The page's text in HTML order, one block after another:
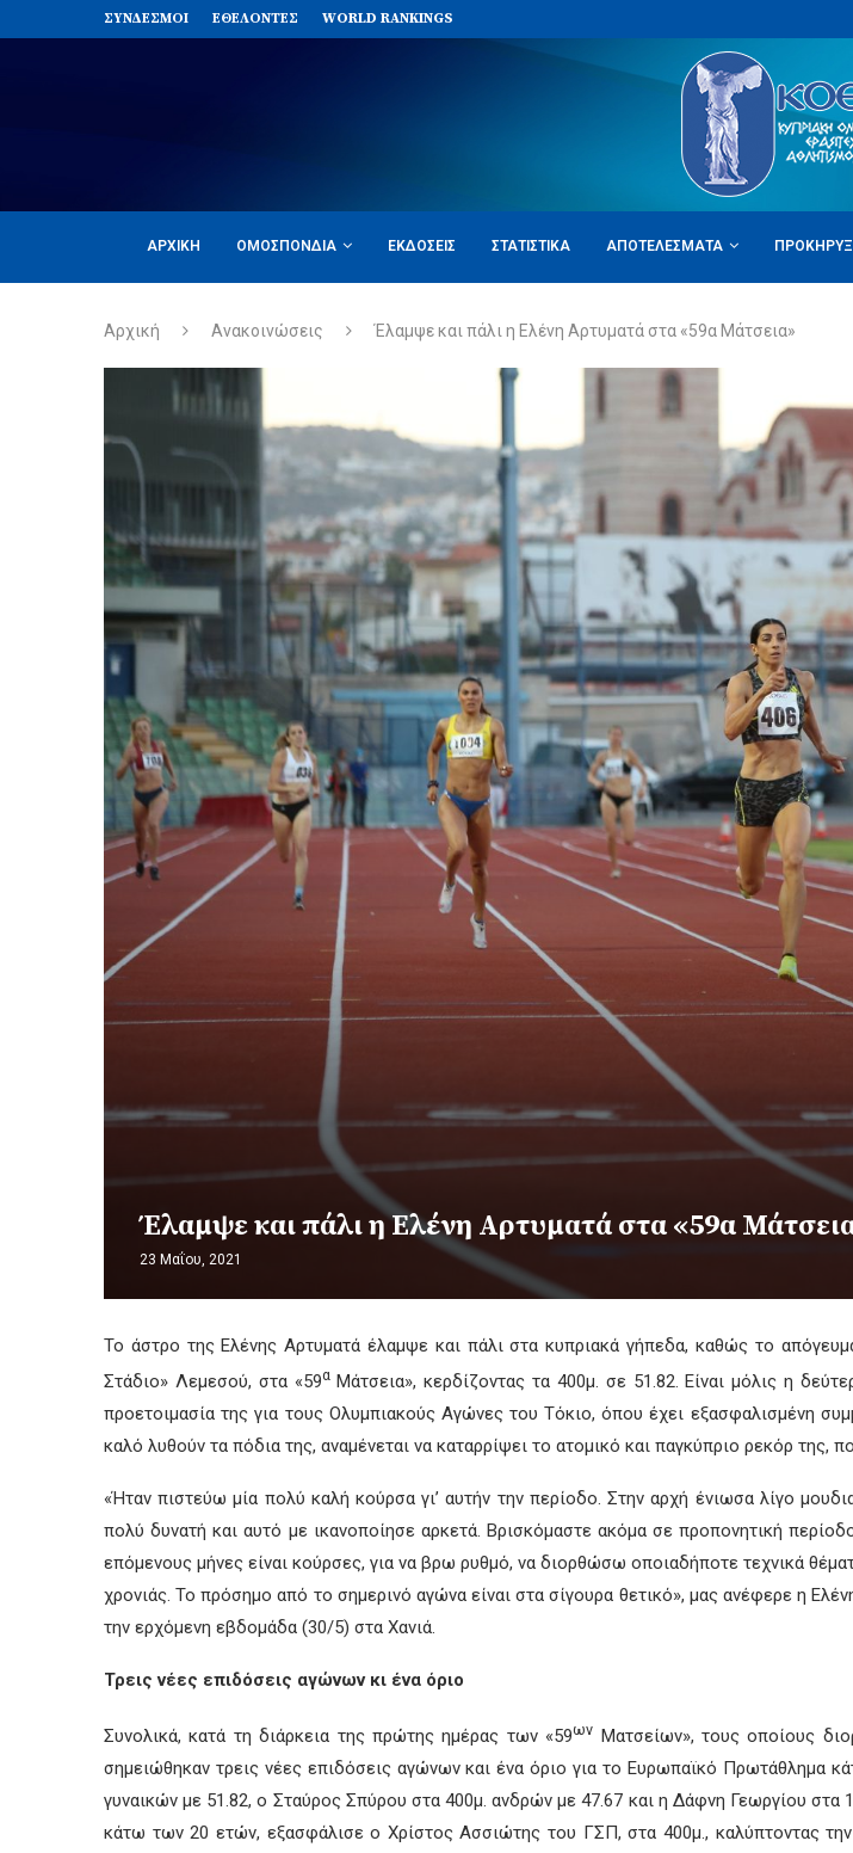
ΣΥΝΔΈΣΜΟΙ ΕΘΕΛΟΝΤΈΣ WORLD RANKINGS
ΑΡΧΙΚΉ ΟΜΟΣΠΟΝΔΊΑ ΕΚΔΌΣΕΙΣ ΣΤΑΤΙΣΤΙΚΆ ΑΠΟΤΕΛΈΣΜΑΤΑ
Αρχική Ανακοινώσεις Έλαμψε και πάλι η Ελένη Αρτυματά στα «59α Μάτσεια»
Έλαμψε και πάλι η Ελένη Αρτυματά στα «59α
23 Μαΐου, 2021
Το άστρο της Ελένης Αρτυματά έλαμψε και πάλι στα κυπριακά γήπεδα, καθώς το
Στάδιο» Λεμεσού, στα «59αΜάτσεια», κερδίζοντας τα 400μ. σε 51.82. Είναι μόλις η
προετοιμασία της για τους Ολυμπιακούς Αγώνες του Τόκιο, όπου έχει εξασφαλισμένη
καλό λυθούν τα πόδια της, αναμένεται να καταρρίψει το ατομικό και παγκύπριο ρεκόρ της,
«Ήταν πιστεύω μία πολύ καλή κούρσα γι’ αυτήν την περίοδο. Στην αρχή ένιωσα λίγο
πολύ δυνατή και αυτό με ικανοποίησε αρκετά. Βρισκόμαστε ακόμα σε προπονητική
επόμενους μήνες είναι κούρσες, για να βρω ρυθμό, να διορθώσω οποιαδήποτε τεχνικά
χρονιάς. Το πρόσημο από το σημερινό αγώνα είναι στα σίγουρα θετικό», μας ανέφερε η
την ερχόμενη εβδομάδα (30/5) στα Χανιά.
Τρεις νέες επιδόσεις αγώνων κι ένα όριο
Συνολικά, κατά τη διάρκεια της πρώτης ημέρας των «59ων Ματσείων», τους οποίους
σημειώθηκαν τρεις νέες επιδόσεις αγώνων και ένα όριο για το Ευρωπαϊκό Πρωτάθλημα
γυναικών με 51.82, ο Σταύρος Σπύρου στα 400μ. ανδρών με 47.67 και η Δάφνη Γεωργίου
κάτω των 20 ετών, εξασφάλισε ο Χρίστος Ασσιώτης του ΓΣΠ, στα 400μ., καλύπτοντας